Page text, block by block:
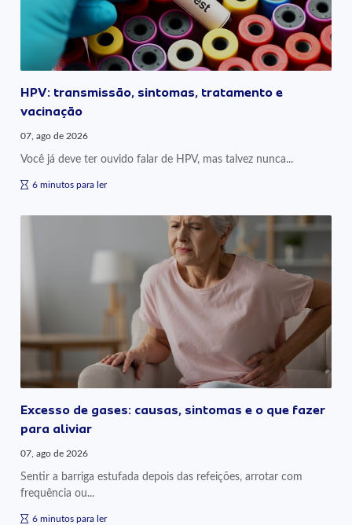
HPV: transmissão, sintomas, tratamento e
vacinação
07, ago de 2026
Você já deve ter ouvido falar de HPV, mas talvez nunca...
6 minutos para ler
Excesso de gases: causas, sintomas e o que fazer
para aliviar
07, ago de 2026
Sentir a barriga estufada depois das refeições, arrotar com
frequência ou...
6 minutos para ler